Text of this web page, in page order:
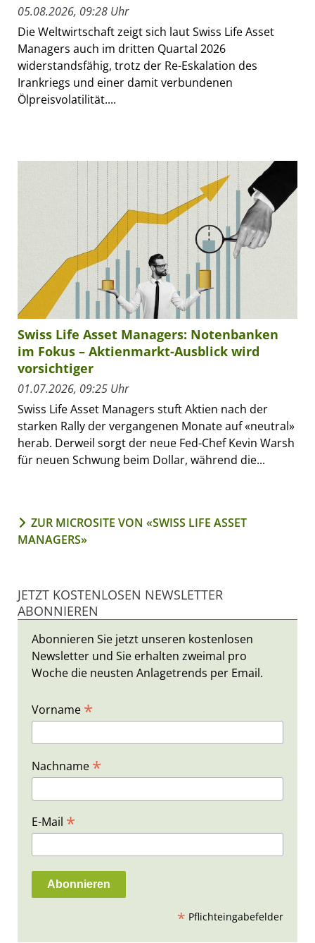
05.08.2026, 09:28 Uhr
Die Weltwirtschaft zeigt sich laut Swiss Life Asset
Managers auch im dritten Quartal 2026
widerstandsfähig, trotz der Re-Eskalation des
Irankriegs und einer damit verbundenen
Ölpreisvolatilität....
Swiss Life Asset Managers: Notenbanken
im Fokus – Aktienmarkt-Ausblick wird
vorsichtiger
01.07.2026, 09:25 Uhr
Swiss Life Asset Managers stuft Aktien nach der
starken Rally der vergangenen Monate auf «neutral»
herab. Derweil sorgt der neue Fed-Chef Kevin Warsh
für neuen Schwung beim Dollar, während die...
ZUR MICROSITE VON «SWISS LIFE ASSET
MANAGERS»
JETZT KOSTENLOSEN NEWSLETTER
ABONNIEREN
Abonnieren Sie jetzt unseren kostenlosen
Newsletter und Sie erhalten zweimal pro
Woche die neusten Anlagetrends per Email.
Vorname *
Nachname *
E-Mail *
* Pflichteingabefelder